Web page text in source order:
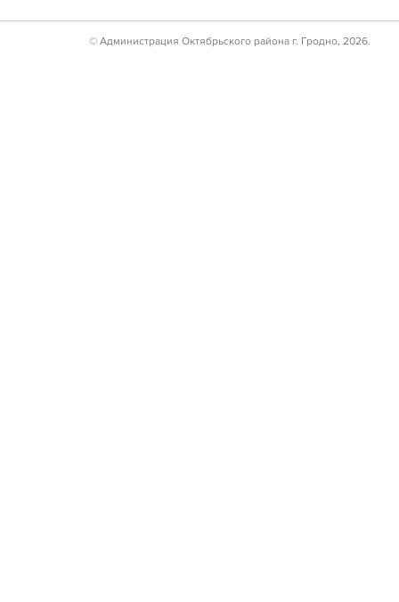
© Администрация Октябрьского района г. Гродно, 2026.